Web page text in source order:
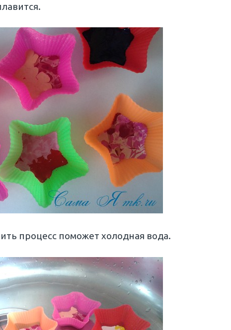
процесс поможет холодная вода.